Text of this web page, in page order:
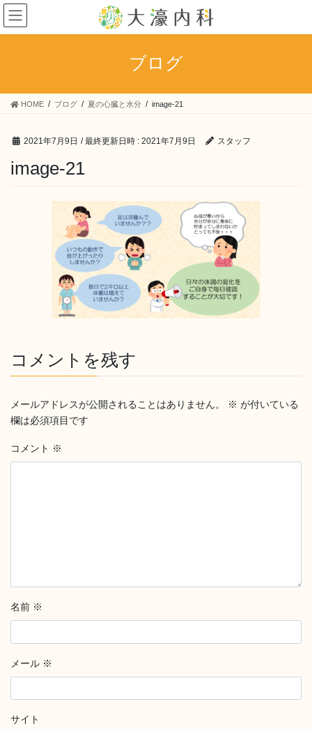
コ
ン
テ
ス
ナ
ビ
ゲ
ン
ブログ
HOME ブログ 夏の心臓と水分 image-21
2021年7月9日 / 最終更新日時 : 2021年7月9日 スタッフ
image-21
コメントを残す
メールアドレスが公開されることはありません。 ※ が付いている
欄は必須項目です
コメント ※
名前 ※
メール ※
サイト